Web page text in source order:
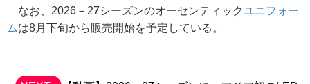
なお、2026－27シーズンのオーセンティックユニフォー
ムは8月下旬から販売開始を予定している。